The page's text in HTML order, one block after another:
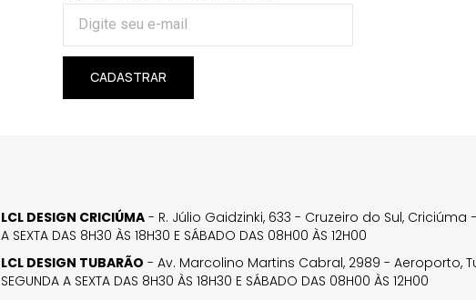
CADASTRAR
LCL DESIGN CRICIÚMA - R. Júlio Gaidzinki, 633 - Cruzeiro do Sul, Criciúma
A SEXTA DAS 8H30 ÀS 18H30 E SÁBADO DAS 08H00 ÀS 12H00
LCL DESIGN TUBARÃO - Av. Marcolino Martins Cabral, 2989 - Aeroporto,
SEGUNDA A SEXTA DAS 8H30 ÀS 18H30 E SÁBADO DAS 08H00 ÀS 12H00